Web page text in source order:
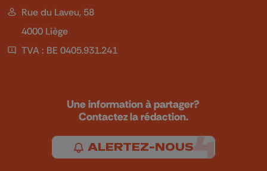
Rue du Laveu, 58
4000 Liège
TVA : BE 0405.931.241
Une information à partager?
Contactez la rédaction.
ALERTEZ-NOUS